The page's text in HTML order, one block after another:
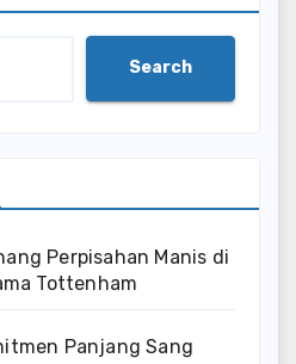
Search
Perpisahan Manis di
Tottenham
Panjang Sang